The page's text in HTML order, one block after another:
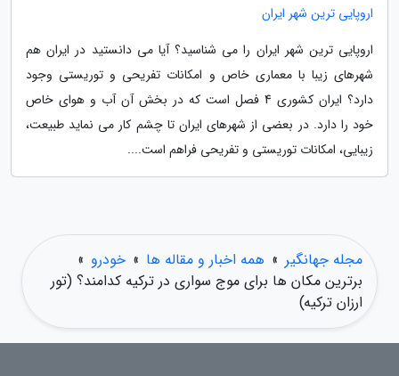
اروپایی ترین شهر ایران
اروپایی ترین شهر ایران را می شناسید؟ آیا می دانستید در ایران هم
شهرهای زیبا با معماری خاص و امکانات تفریحی و توریستی وجود
دارد؟ ایران کشوری 4 فصل است که در بخش آن آب و هوای خاص
خود را دارد. در بعضی از شهرهای ایران تا چشم کار می نماید طبیعت،
زیبایی، امکانات توریستی و تفریحی فراهم است....
مجله جهانگیر » همه اخبار و مقاله ها » خودرو »
برترین مکان ها برای موج سواری در ترکیه کدامند؟ (تور
ارزان ترکیه)